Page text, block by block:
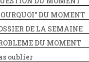
DU MOMENT
DE LA SEMAINE
DU MOMENT
oublier